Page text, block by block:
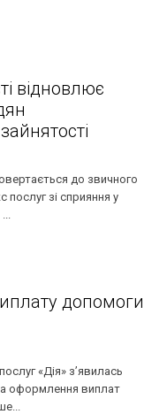
відновлює
до звичного
зі сприяння у
допомоги
«Дія» з’явилась
оформлення виплат